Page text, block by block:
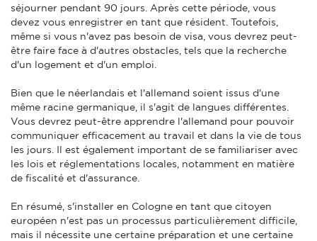
séjourner pendant 90 jours. Après cette période, vous
devez vous enregistrer en tant que résident. Toutefois,
même si vous n'avez pas besoin de visa, vous devrez peut-
être faire face à d'autres obstacles, tels que la recherche
d'un logement et d'un emploi.
Bien que le néerlandais et l'allemand soient issus d'une
même racine germanique, il s'agit de langues différentes.
Vous devrez peut-être apprendre l'allemand pour pouvoir
communiquer efficacement au travail et dans la vie de tous
les jours. Il est également important de se familiariser avec
les lois et réglementations locales, notamment en matière
de fiscalité et d'assurance.
En résumé, s'installer en Cologne en tant que citoyen
européen n'est pas un processus particulièrement difficile,
mais il nécessite une certaine préparation et une certaine